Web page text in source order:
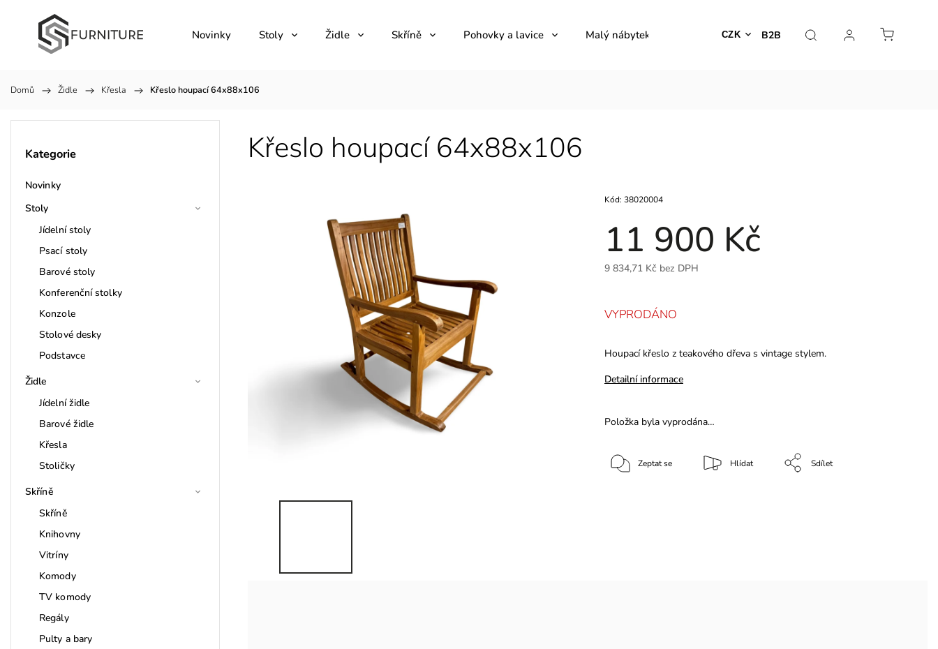
B2B
CZK
Novinky Stoly Židle Skříně Pohovky a lavice Malý nábytek Venkovní nábytek Dekorace
Domů / Židle / Křesla / Křeslo houpací 64x88x106
Kategorie
Novinky
Stoly
Jídelní stoly
Psací stoly
Barové stoly
Konferenční stolky
Konzole
Stolové desky
Podstavce
Židle
Jídelní židle
Barové židle
Křesla
Stoličky
Skříně
Skříně
Knihovny
Vitríny
Komody
TV komody
Regály
Pulty a bary
Křeslo houpací 64x88x106
11 900 Kč
9 834,71 Kč bez DPH
Kód: 38020004
Houpací křeslo z teakového dřeva s vintage stylem.
Detailní informace
Položka byla vyprodána…
VYPRODÁNO
Zeptat se Hlídat Sdílet